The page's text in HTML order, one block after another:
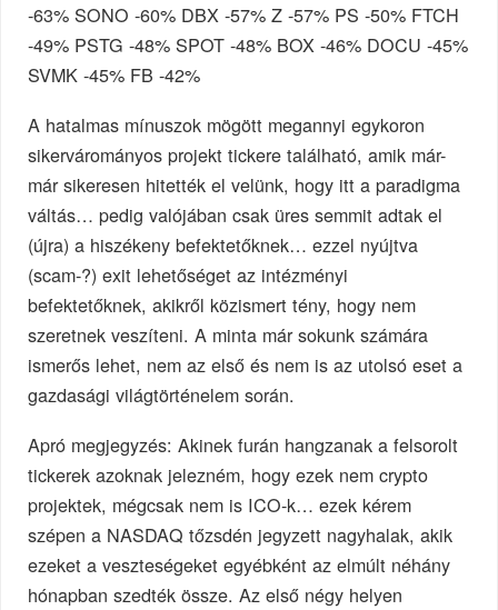
-63% SONO -60% DBX -57% Z -57% PS -50% FTCH
-49% PSTG -48% SPOT -48% BOX -46% DOCU -45%
SVMK -45% FB -42%
A hatalmas mínuszok mögött megannyi egykoron
sikervárományos projekt tickere található, amik már-
már sikeresen hitették el velünk, hogy itt a paradigma
váltás… pedig valójában csak üres semmit adtak el
(újra) a hiszékeny befektetőknek… ezzel nyújtva
(scam-?) exit lehetőséget az intézményi
befektetőknek, akikről közismert tény, hogy nem
szeretnek veszíteni. A minta már sokunk számára
ismerős lehet, nem az első és nem is az utolsó eset a
gazdasági világtörténelem során.
Apró megjegyzés: Akinek furán hangzanak a felsorolt
tickerek azoknak jelezném, hogy ezek nem crypto
projektek, mégcsak nem is ICO-k… ezek kérem
szépen a NASDAQ tőzsdén jegyzett nagyhalak, akik
ezeket a veszteségeket egyébként az elmúlt néhány
hónapban szedték össze. Az első négy helyen